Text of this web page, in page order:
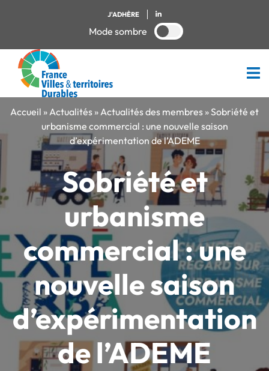
J'ADHÈRE
Mode sombre
Accueil »Actualités »Actualités des membres »Sobriété et
urbanisme commercial : une nouvelle saison
d’expérimentation de l’ADEME
Sobriété et
urbanisme
commercial : une
nouvelle saison
d’expérimentation
de l’ADEME